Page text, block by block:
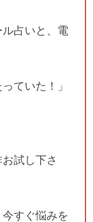
占いと、電
ていた！」
試し下さ
すぐ悩みを